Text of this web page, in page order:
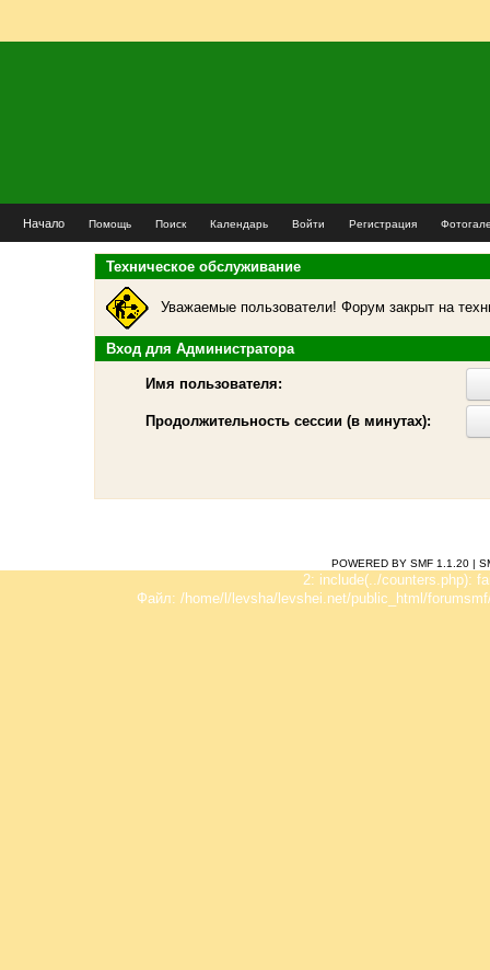
Начало Помощь Поиск Календарь Войти Регистрация
Техническое обслуживание
Уважаемые пользователи! Форум закрыт на
Вход для Администратора
Имя пользователя:
Продолжительность сессии (в минутах):
POWERED BY SMF 1.1.20 |
2: include(../counters.php):
Файл: /home/l/levsha/levshei.net/public_html/